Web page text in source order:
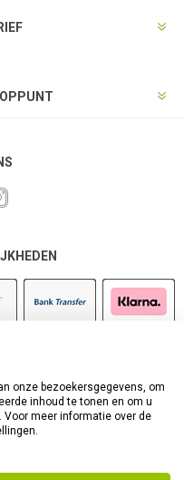
onze bezoekersgegevens, om
inhoud te tonen en om u
Voor meer informatie over de